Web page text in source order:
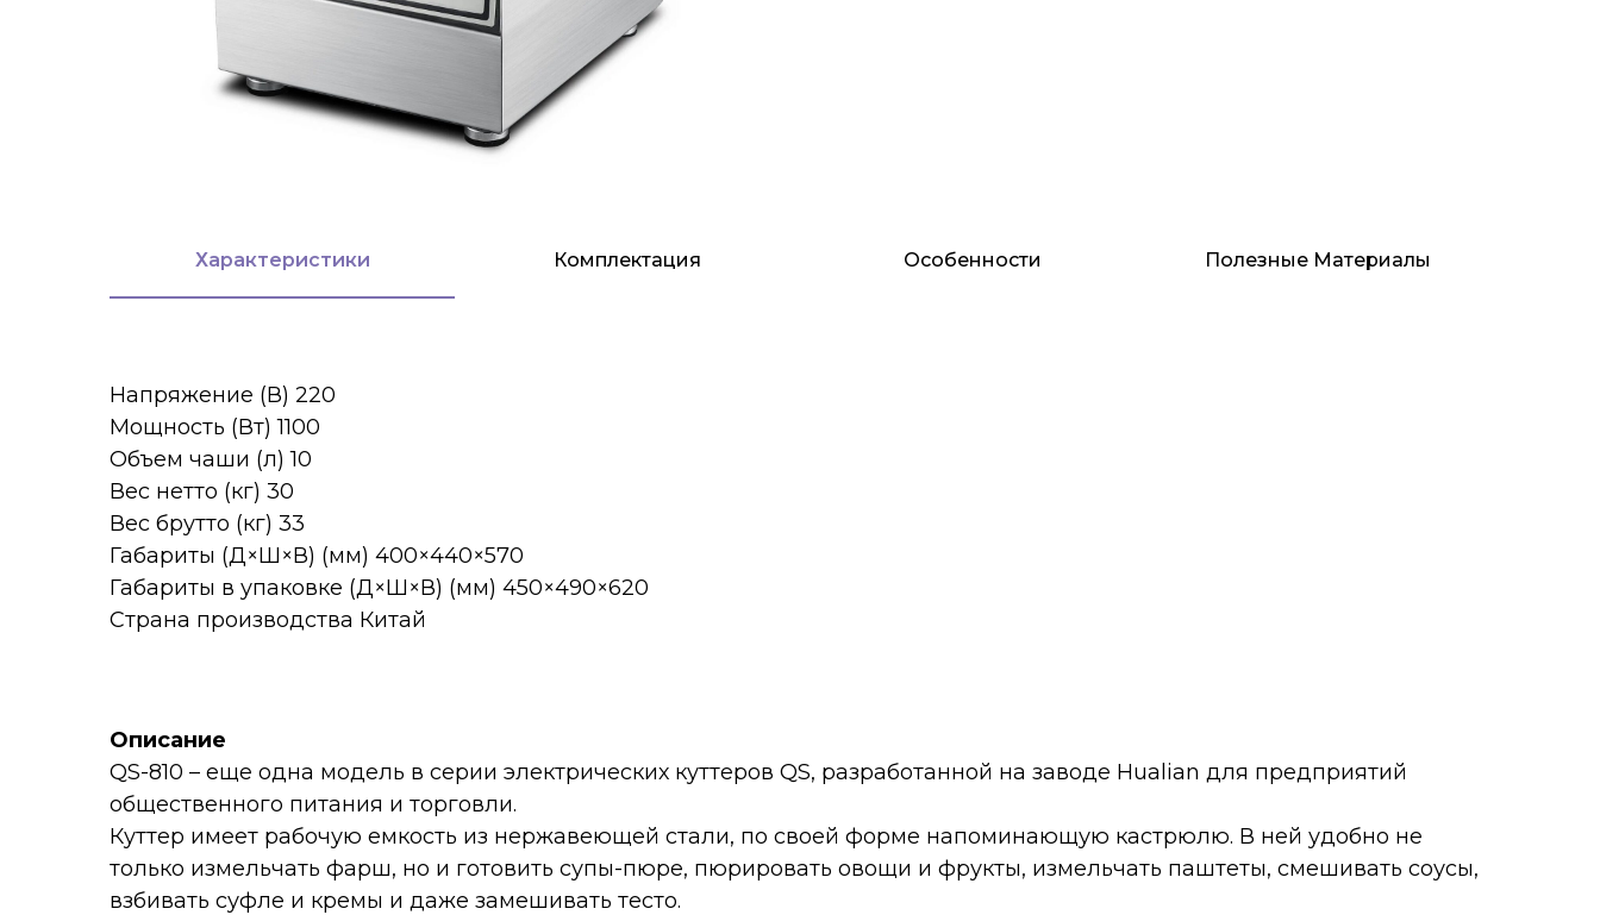
Характеристики Комплектация Особенности Полезные Материалы
Напряжение (В) 220
Мощность (Вт) 1100
Объем чаши (л) 10
Вес нетто (кг) 30
Вес брутто (кг) 33
Габариты (Д×Ш×В) (мм) 400×440×570
Габариты в упаковке (Д×Ш×В) (мм) 450×490×620
Страна производства Китай
Описание
QS-810 – еще одна модель в серии электрических куттеров QS, разработанной на заводе Hualian для предприятий
общественного питания и торговли.
Куттер имеет рабочую емкость из нержавеющей стали, по своей форме напоминающую кастрюлю. В ней удобно не
только измельчать фарш, но и готовить супы-пюре, пюрировать овощи и фрукты, измельчать паштеты, смешивать соусы,
взбивать суфле и кремы и даже замешивать тесто.